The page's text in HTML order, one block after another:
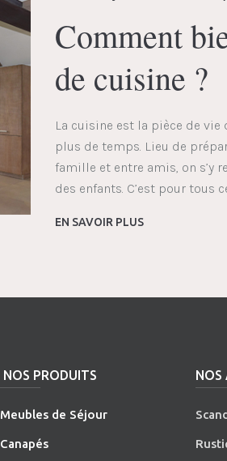
Comment
de cuisine ?
La cuisine est la pièce de
plus de temps. Lieu de
famille et entre amis, on s’y
des enfants. C’est pour tous
EN SAVOIR PLUS
NOS PRODUITS
Meubles de Séjour
Canapés
NOS